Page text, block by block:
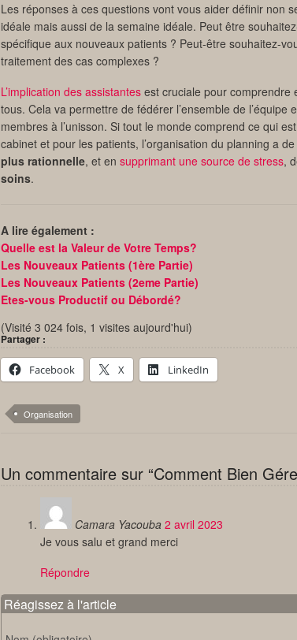
Les réponses à ces questions vont vous aider définir non
idéale mais aussi de la semaine idéale. Peut être
spécifique aux nouveaux patients ? Peut-être souhaitez-
traitement des cas complexes ?
L’implication des assistantes est cruciale pour comprendre
tous. Cela va permettre de fédérer l’ensemble de l’équipe
membres à l’unisson. Si tout le monde comprend ce qui
cabinet et pour les patients, l’organisation du planning a
plus rationnelle, et en supprimant une source de stress,
soins.
A lire également :
Quelle est la Valeur de Votre Temps?
Les Nouveaux Patients (1ère Partie)
Les Nouveaux Patients (2eme Partie)
Etes-vous Productif ou Débordé?
(Visité 3 024 fois, 1 visites aujourd'hui)
Partager :
Facebook X LinkedIn
Organisation
Un commentaire sur “Comment Bien
Camara Yacouba 2 avril 2023
Je vous salu et grand merci
Répondre
Réagissez à l'article